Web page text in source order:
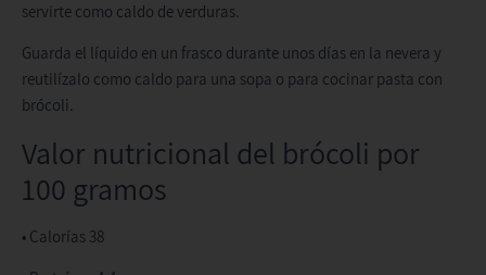
servirte como caldo de verduras.
Guarda el líquido en un frasco durante unos días en la nevera y
reutilízalo como caldo para una sopa o para cocinar pasta con
brócoli.
Valor nutricional del brócoli por
100 gramos
• Calorías 38